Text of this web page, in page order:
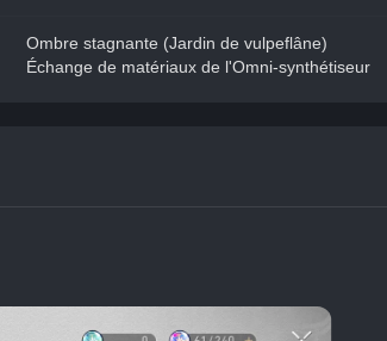
Ombre stagnante (Jardin de vulpeflâne)
Échange de matériaux de l'Omni-synthétiseur